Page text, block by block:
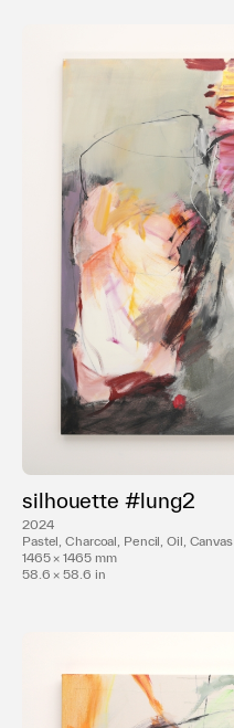
2024
Pastel, Charcoal, Pencil, Oil, Canvas
1465 × 1465 mm
58.6 × 58.6 in
silhouette #lung2